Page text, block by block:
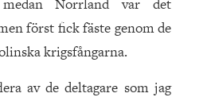
Norrland var det
först fick fäste genom de
krigsfångarna.
av de deltagare som jag